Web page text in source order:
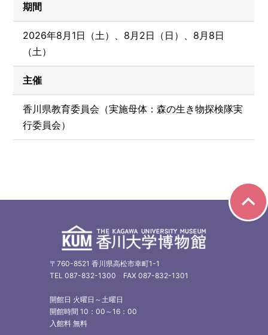
期間
2026年8月1日（土）、8月2日（日）、8月8日
（土）
主催
香川県教育委員会（実施母体：森の生き物探検隊実
行委員会）
〒760-8521 香川県高松市幸町1-1
TEL 087-832-1300 FAX 087-832-1301
開館日 火曜日～土曜日
開館時間 10：00～16：00
入館料 無料